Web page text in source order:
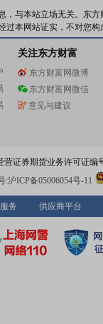
，与本站立场无关。东
本网站证实，不对您
关注东方财富
东方财富网微博
东方财富网微信
意见与建议
证券期货业务许可证编
:沪ICP备05006054号-11
务 供应商平台